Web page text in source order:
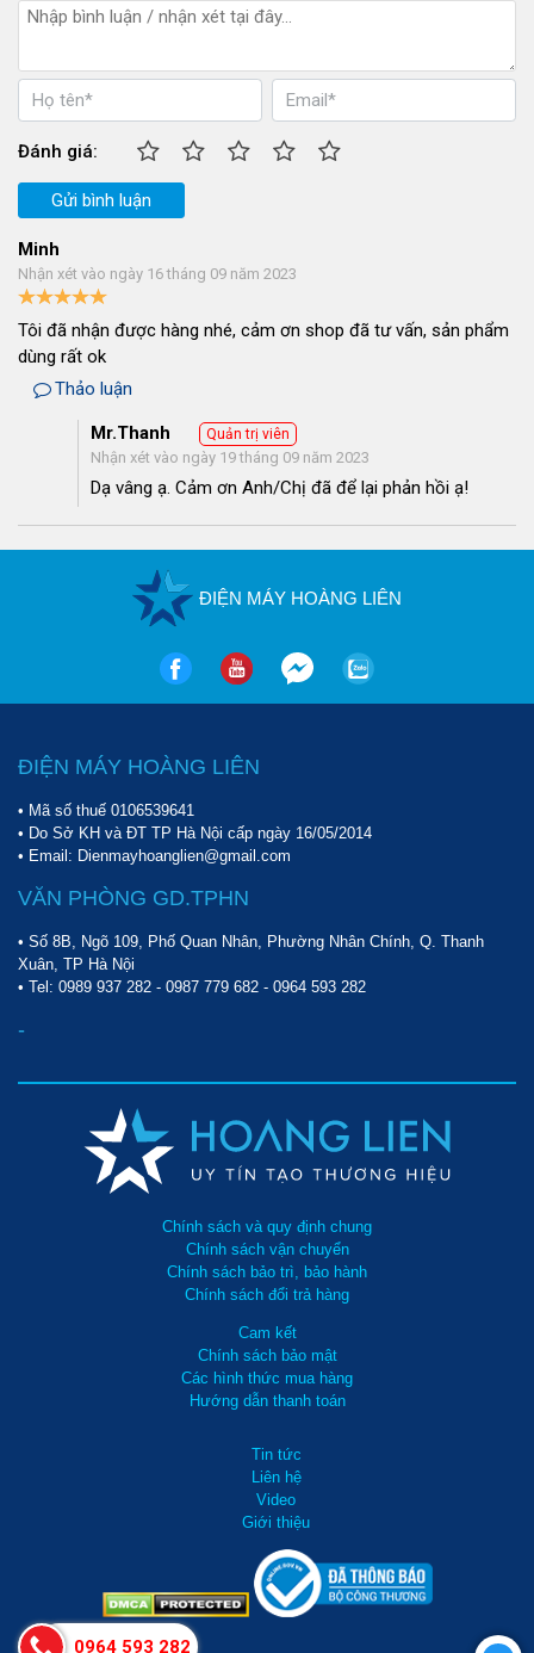
Đánh giá:
Gửi bình luận
Minh
Nhận xét vào ngày 16 tháng 09 năm 2023
Tôi đã nhận được hàng nhé, cảm ơn shop đã tư vấn, sản phẩm
dùng rất ok
Thảo luận
Mr.Thanh Quản trị viên
Nhận xét vào ngày 19 tháng 09 năm 2023
Dạ vâng ạ. Cảm ơn Anh/Chị đã để lại phản hồi ạ!
ĐIỆN MÁY HOÀNG LIÊN
ĐIỆN MÁY HOÀNG LIÊN
• Mã số thuế 0106539641
• Do Sở KH và ĐT TP Hà Nội cấp ngày 16/05/2014
• Email: Dienmayhoanglien@gmail.com
VĂN PHÒNG GD.TPHN
• Số 8B, Ngõ 109, Phố Quan Nhân, Phường Nhân Chính, Q. Thanh
Xuân, TP Hà Nội
• Tel: 0989 937 282 - 0987 779 682 - 0964 593 282
-
Chính sách và quy định chung
Chính sách vận chuyển
Chính sách bảo trì, bảo hành
Chính sách đổi trả hàng
Cam kết
Chính sách bảo mật
Các hình thức mua hàng
Hướng dẫn thanh toán
Tin tức
Liên hệ
Video
Giới thiệu
0964 593 282